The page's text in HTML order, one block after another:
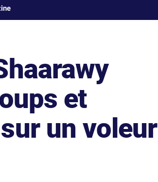
et
un voleur